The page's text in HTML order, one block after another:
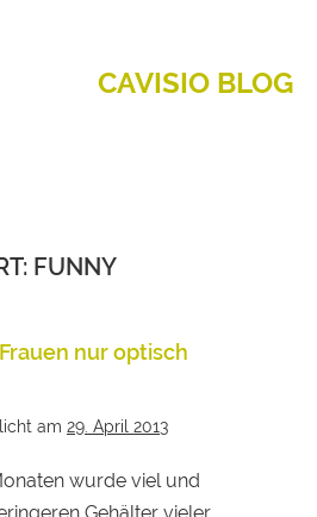
CAVISIO BLOG
FUNNY
nur optisch
am 29. April 2013
wurde viel und
Gehälter vieler